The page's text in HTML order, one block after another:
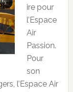
ire pour
l’Espace
Air
Passion.
Pour
son
l’Espace Air